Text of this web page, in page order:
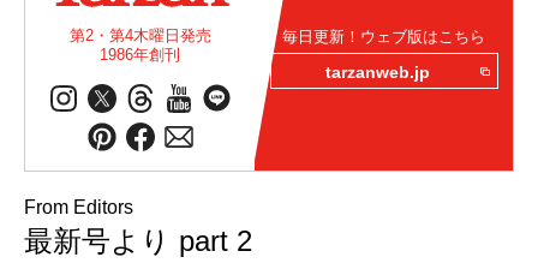
第2・第4木曜日発売
1986年創刊
毎日更新！ウェブ版はこちら
tarzanweb.jp
From Editors
最新号より part 2